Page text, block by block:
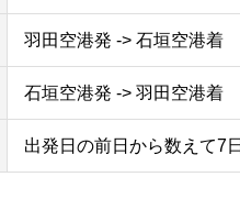
羽田空港発 -> 石垣空港着
石垣空港発 -> 羽田空港着
出発日の前日から数えて7